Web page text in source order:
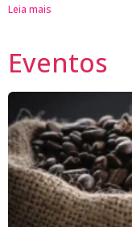
Leia mais
Eventos